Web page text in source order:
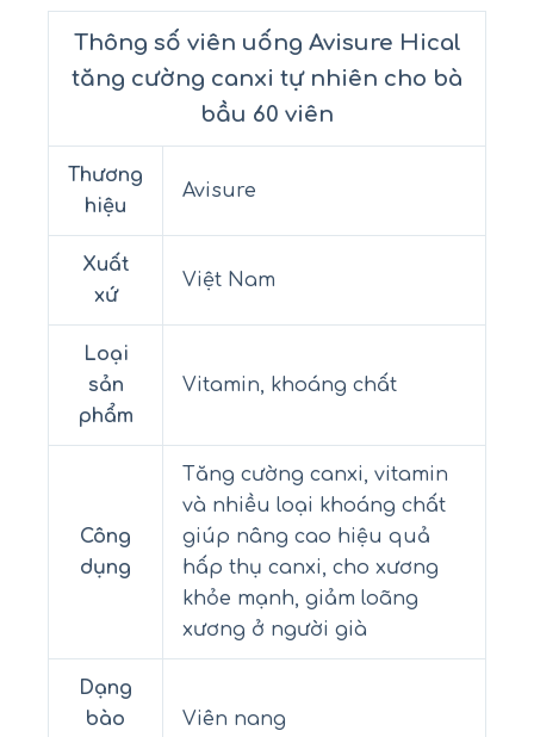
Thông số viên uống Avisure Hical
tăng cường canxi tự nhiên cho bà
bầu 60 viên
Thương
hiệu
Avisure
Xuất
xứ
Việt Nam
Loại
sản
phẩm
Vitamin, khoáng chất
Công
dụng
Tăng cường canxi, vitamin
và nhiều loại khoáng chất
giúp nâng cao hiệu quả
hấp thụ canxi, cho xương
khỏe mạnh, giảm loãng
xương ở người già
Dạng
bào
Viên nang